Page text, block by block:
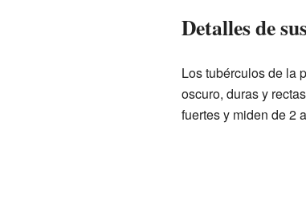
Detalles de
Los tubérculos de la
oscuro, duras y
fuertes y miden de 2